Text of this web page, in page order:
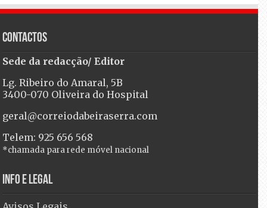
Contactos
Sede da redacção/ Editor
Lg. Ribeiro do Amaral, 5B
3400-070 Oliveira do Hospital
geral@correiodabeiraserra.com
Telem: 925 656 568
*chamada para rede móvel nacional
Info e Legal